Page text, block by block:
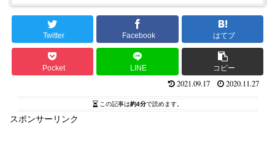
Twitter Facebook はてブ
Pocket LINE コピー
2021.09.17 2020.11.27
この記事は約4分で読めます。
スポンサーリンク